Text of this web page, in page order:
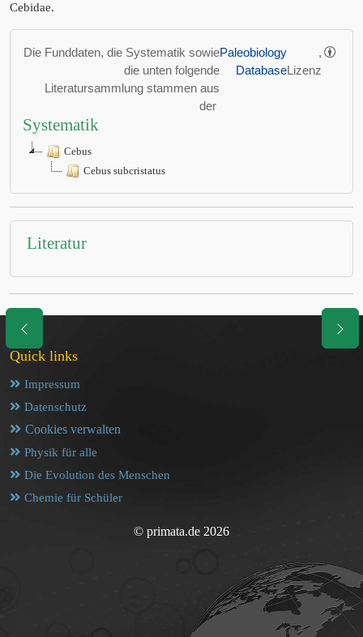
Cebidae.
Die Funddaten, die Systematik sowie
die unten folgende
Literatursammlung stammen aus
der
Paleobiology
Database
,
Lizenz
Systematik
Cebus
Cebus subcristatus
Literatur
Quick links
Impressum
Datenschutz
Cookies verwalten
Physik für alle
Die Evolution des Menschen
Chemie für Schüler
© primata.de 2026